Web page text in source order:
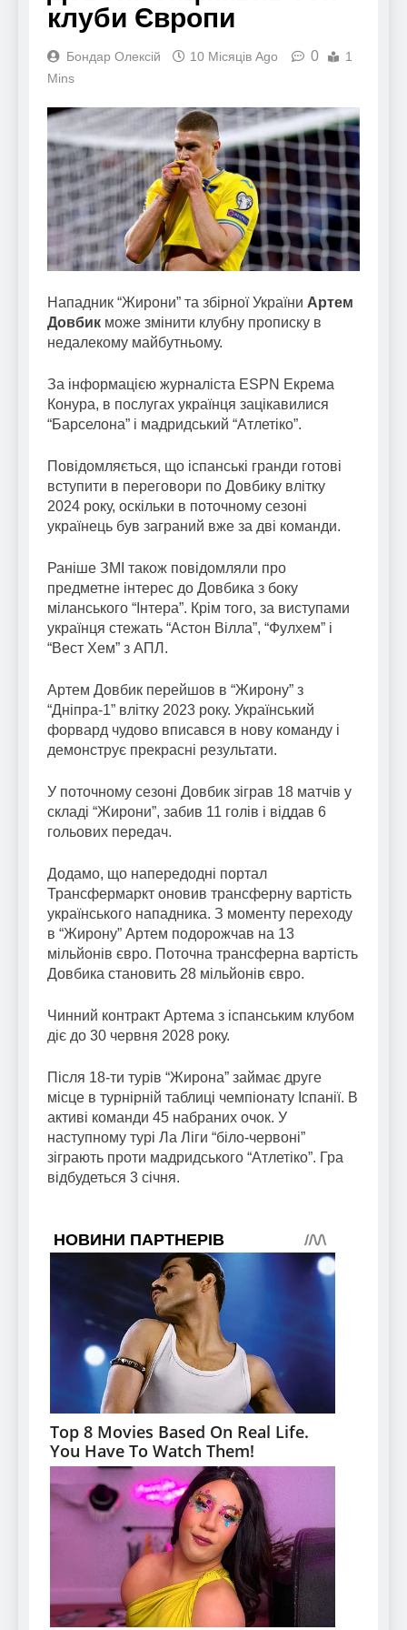
клуби Європи
Бондар Олексій 10 Місяців Ago 0
1
Mins
Нападник “Жирони” та збірної України Артем
Довбик може змінити клубну прописку в
недалекому майбутньому.
За інформацією журналіста ESPN Екрема
Конура, в послугах українця зацікавилися
“Барселона” і мадридський “Атлетіко”.
Повідомляється, що іспанські гранди готові
вступити в переговори по Довбику влітку
2024 року, оскільки в поточному сезоні
українець був заграний вже за дві команди.
Раніше ЗМІ також повідомляли про
предметне інтерес до Довбика з боку
міланського “Інтера”. Крім того, за виступами
українця стежать “Астон Вілла”, “Фулхем” і
“Вест Хем” з АПЛ.
Артем Довбик перейшов в “Жирону” з
“Дніпра-1” влітку 2023 року. Український
форвард чудово вписався в нову команду і
демонструє прекрасні результати.
У поточному сезоні Довбик зіграв 18 матчів у
складі “Жирони”, забив 11 голів і віддав 6
гольових передач.
Додамо, що напередодні портал
Трансфермаркт оновив трансферну вартість
українського нападника. З моменту переходу
в “Жирону” Артем подорожчав на 13
мільйонів євро. Поточна трансферна вартість
Довбика становить 28 мільйонів євро.
Чинний контракт Артема з іспанським клубом
діє до 30 червня 2028 року.
Після 18-ти турів “Жирона” займає друге
місце в турнірній таблиці чемпіонату Іспанії. В
активі команди 45 набраних очок. У
наступному турі Ла Ліги “біло-червоні”
зіграють проти мадридського “Атлетіко”. Гра
відбудеться 3 січня.